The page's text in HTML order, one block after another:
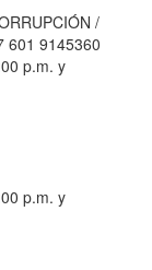
/
601 9145360
p.m. y
p.m. y